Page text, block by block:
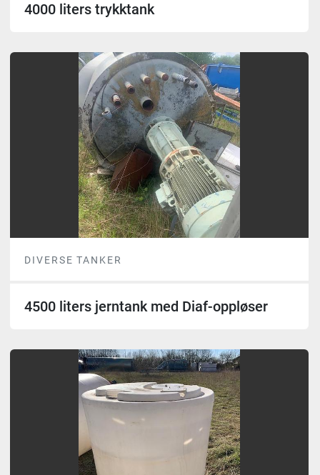
4000 liters trykktank
DIVERSE TANKER
4500 liters jerntank med Diaf-oppløser